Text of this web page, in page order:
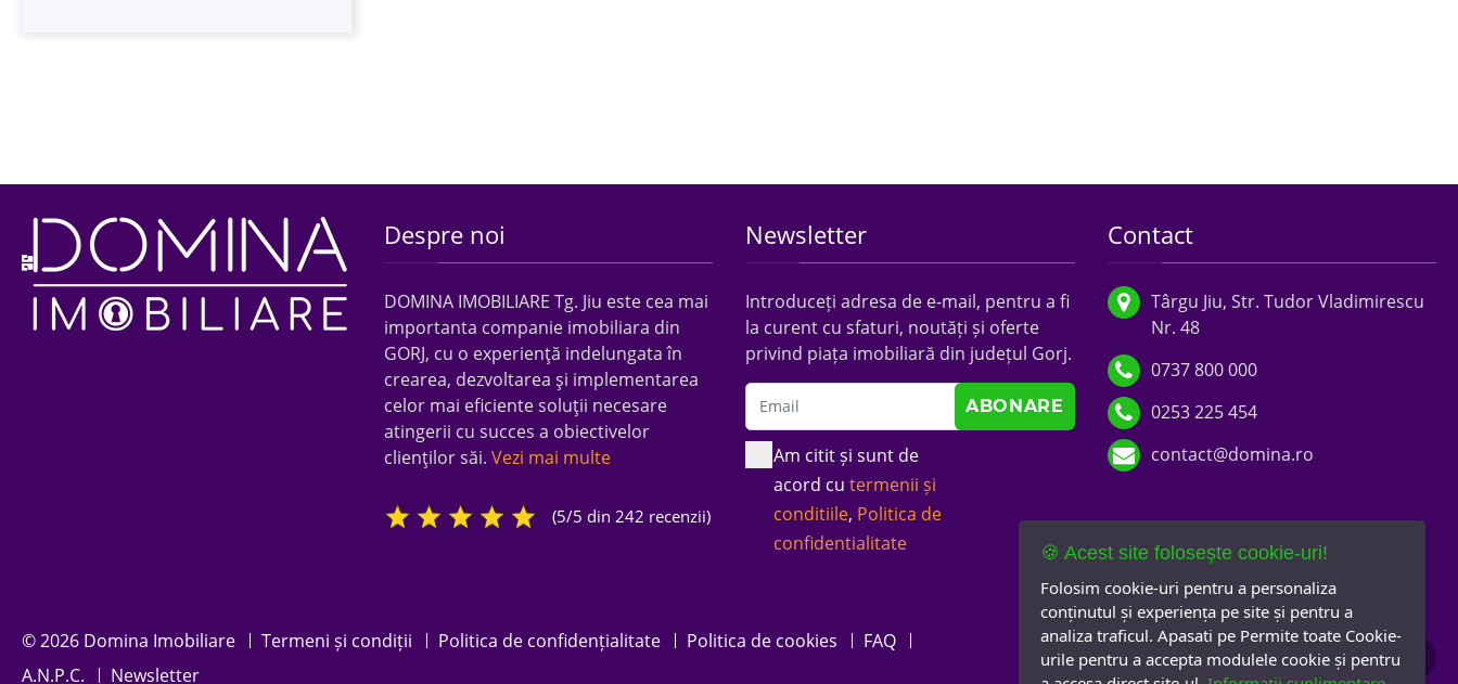
Despre noi
DOMINA IMOBILIARE Tg. Jiu este cea mai
importanta companie imobiliara din
GORJ, cu o experienţă indelungata în
crearea, dezvoltarea şi implementarea
celor mai eficiente soluţii necesare
atingerii cu succes a obiectivelor
clienţilor săi. Vezi mai multe
(5/5 din 242 recenzii)
Newsletter
Introduceți adresa de e-mail, pentru a fi
la curent cu sfaturi, noutăți și oferte
privind piața imobiliară din județul Gorj.
Am citit și sunt de
acord cu termenii și
conditiile, Politica de
confidentialitate
Contact
Târgu Jiu, Str. Tudor Vladimirescu
Nr. 48
0737 800 000
0253 225 454
contact@domina.ro
© 2026 Domina Imobiliare Termeni și condiții Politica de confidențialitate Politica de cookies
FAQ
A.N.P.C.
Newsletter
🍪 Acest site folosește cookie-uri!
Folosim cookie-uri pentru a personaliza
conținutul și experiența pe site și pentru a
analiza traficul. Apasati pe Permite toate Cookie-
urile pentru a accepta modulele cookie și pentru